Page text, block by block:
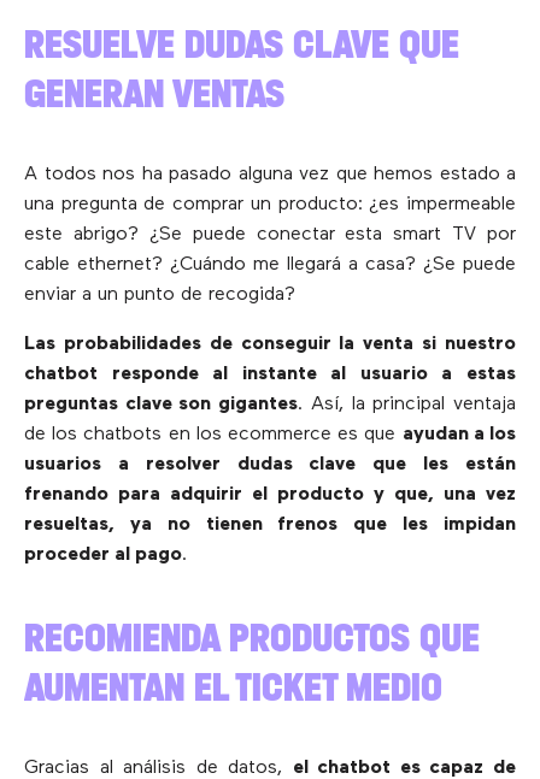
RESUELVE DUDAS CLAVE QUE
GENERAN VENTAS
A todos nos ha pasado alguna vez que hemos estado a
una pregunta de comprar un producto: ¿es impermeable
este abrigo? ¿Se puede conectar esta smart TV por
cable ethernet? ¿Cuándo me llegará a casa? ¿Se puede
enviar a un punto de recogida?
Las probabilidades de conseguir la venta si nuestro
chatbot responde al instante al usuario a estas
preguntas clave son gigantes. Así, la principal ventaja
de los chatbots en los ecommerce es que ayudan a los
usuarios a resolver dudas clave que les están
frenando para adquirir el producto y que, una vez
resueltas, ya no tienen frenos que les impidan
proceder al pago.
RECOMIENDA PRODUCTOS QUE
AUMENTAN EL TICKET MEDIO
Gracias al análisis de datos, el chatbot es capaz de